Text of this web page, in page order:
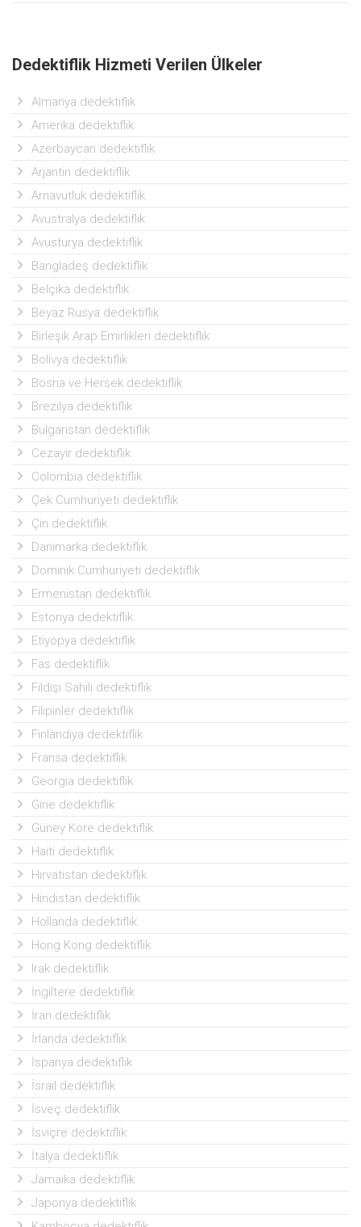
Dedektiflik Hizmeti Verilen Ülkeler
Almanya dedektiflik
Amerika dedektiflik
Azerbaycan dedektiflik
Arjantin dedektiflik
Arnavutluk dedektiflik
Avustralya dedektiflik
Avusturya dedektiflik
Bangladeş dedektiflik
Belçika dedektiflik
Beyaz Rusya dedektiflik
Birleşik Arap Emirlikleri dedektiflik
Bolivya dedektiflik
Bosna ve Hersek dedektiflik
Brezilya dedektiflik
Bulgaristan dedektiflik
Cezayir dedektiflik
Colombia dedektiflik
Çek Cumhuriyeti dedektiflik
Çin dedektiflik
Danimarka dedektiflik
Dominik Cumhuriyeti dedektiflik
Ermenistan dedektiflik
Estonya dedektiflik
Etiyopya dedektiflik
Fas dedektiflik
Fildişi Sahili dedektiflik
Filipinler dedektiflik
Finlandiya dedektiflik
Fransa dedektiflik
Georgia dedektiflik
Gine dedektiflik
Güney Kore dedektiflik
Haiti dedektiflik
Hırvatistan dedektiflik
Hindistan dedektiflik
Hollanda dedektiflik
Hong Kong dedektiflik
Irak dedektiflik
İngiltere dedektiflik
İran dedektiflik
İrlanda dedektiflik
İspanya dedektiflik
İsrail dedektiflik
İsveç dedektiflik
İsviçre dedektiflik
İtalya dedektiflik
Jamaika dedektiflik
Japonya dedektiflik